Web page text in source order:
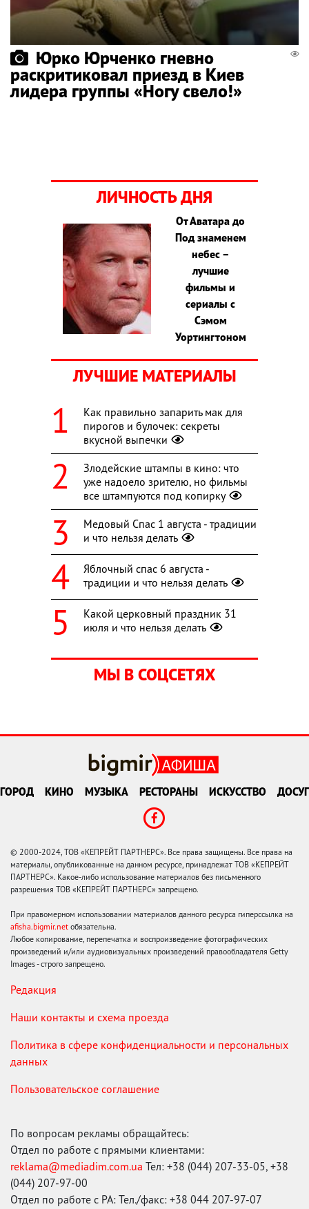
Юрко Юрченко гневно
раскритиковал приезд в Киев
лидера группы «Ногу свело!»
ЛИЧНОСТЬ ДНЯ
От Аватара до
Под знаменем
небес –
лучшие
фильмы и
сериалы с
Сэмом
Уортингтоном
ЛУЧШИЕ МАТЕРИАЛЫ
Как правильно запарить мак для
пирогов и булочек: секреты
вкусной выпечки
Злодейские штампы в кино: что
уже надоело зрителю, но фильмы
все штампуются под копирку
Медовый Спас 1 августа - традиции
и что нельзя делать
Яблочный спас 6 августа -
традиции и что нельзя делать
Какой церковный праздник 31
июля и что нельзя делать
МЫ В СОЦСЕТЯХ
ГОРОД КИНО МУЗЫКА РЕСТОРАНЫ ИСКУССТВО ДОСУГ
© 2000-2024, ТОВ «КЕПРЕЙТ ПАРТНЕРС». Все права защищены. Все права на
материалы, опубликованные на данном ресурсе, принадлежат ТОВ «КЕПРЕЙТ
ПАРТНЕРС». Какое-либо использование материалов без письменного
разрешения ТОВ «КЕПРЕЙТ ПАРТНЕРС» запрещено.
При правомерном использовании материалов данного ресурса гиперссылка на
afisha.bigmir.net обязательна.
Любое копирование, перепечатка и воспроизведение фотографических
произведений и/или аудиовизуальных произведений правообладателя Getty
Images - строго запрещено.
Редакция
Наши контакты и схема проезда
Политика в сфере конфиденциальности и персональных
данных
Пользовательское соглашение
По вопросам рекламы обращайтесь:
Отдел по работе с прямыми клиентами:
reklama@mediadim.com.ua Тел: +38 (044) 207-33-05, +38
(044) 207-97-00
Отдел по работе с РА: Тел./факс: +38 044 207-97-07